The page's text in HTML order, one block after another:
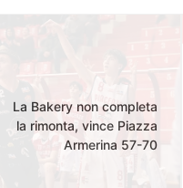
La Bakery non completa
la rimonta, vince Piazza
Armerina 57-70